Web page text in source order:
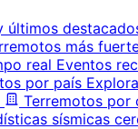
últimos
más
real Eventos
por país
Terremotos por
sísmicas